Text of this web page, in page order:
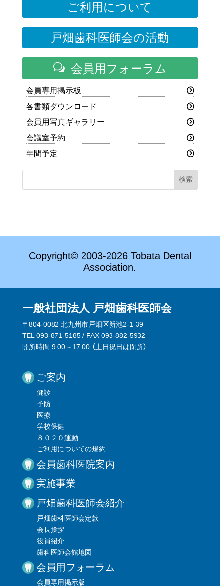
ご利用について
戸畑歯科医師会の活動
w 会員用フォーラム
会員専用掲示板
各書類ダウンロード
会員用写真ギャラリー
会議室予約
年間予定
Copyright© 2003-2026 Tobata Dental
Association.
一般社団法人 戸畑歯科医師会
〒804-0082 北九州市戸畑区新池2-1-39
TEL 093-871-5185 / FAX 093-882-5932
開所時間 9:00～17:00 （土日祝日は閉所）
ご案内
健診
予防
医療
学校保健
８０２０運動
ご利用についての規約
会員歯科医院案内
実施事業
戸畑歯科医師会紹介
戸畑歯科医師会定款
会長挨拶
役員紹介
歯科医師会館地図
会員用フォーラム
会員専用掲示版